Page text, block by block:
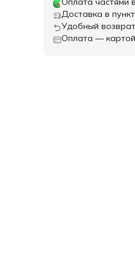
Доставка в
Удобный возврат
Оплата —